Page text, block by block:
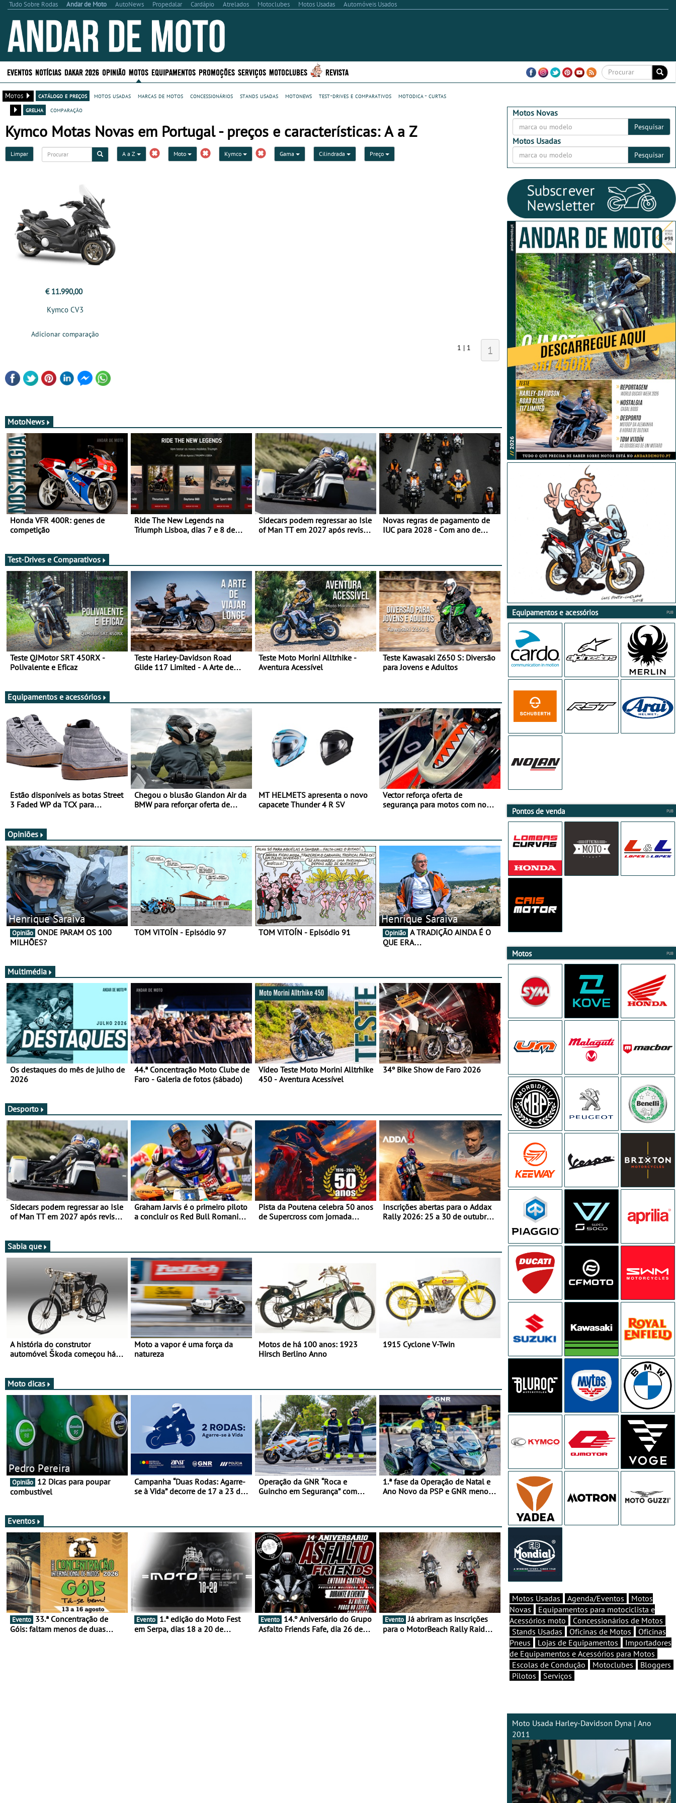
Tudo Sobre Rodas Andar de Moto AutoNews Propedalar Cardápio Atrelados Motoclubes Motos Usadas Automóveis Usados
EVENTOS NOTÍCIAS DAKAR 2026 OPINIÃO MOTOS EQUIPAMENTOS PROMOÇÕES SERVIÇOS MOTOCLUBES REVISTA
Motos catálogo e preços motos usadas marcas de motos concessionários stands usadas motonews test-drives e comparativos
motodica - curtas
grelha
comparação
Kymco Motas Novas em Portugal - preços e características: A a Z
Limpar A a Z Moto Kymco Gama Cilindrada Preço
€ 11.990,00
Kymco CV3
Adicionar comparação
1 | 1
1
MotoNews
Honda VFR 400R: genes de
competição
Ride The New Legends na
Triumph Lisboa, dias 7 e 8 de
Sidecars podem regressar ao Isle
of Man TT em 2027 após revisão
Novas regras de pagamento de
IUC para 2028 - Com ano de
Test-Drives e Comparativos
Teste QJMotor SRT 450RX -
Polivalente e Eficaz
Teste Harley-Davidson Road
Glide 117 Limited - A Arte de
Teste Moto Morini Alltrhike -
Aventura Acessível
Teste Kawasaki Z650 S: Diversão
para Jovens e Adultos
Equipamentos e acessórios
Estão disponíveis as botas Street
3 Faded WP da TCX para
Chegou o blusão Glandon Air da
BMW para reforçar oferta de
MT HELMETS apresenta o novo
capacete Thunder 4 R SV
Vector reforça oferta de
segurança para motos com nova
Opiniões
Henrique Saraiva
Opinião
MILHÕES?
TOM VITOÍN - Episódio 97 TOM VITOÍN - Episódio 91
Henrique Saraiva
Opinião
QUE ERA…
Multimédia
Os destaques do mês de julho de
2026
44.ª Concentração Moto Clube de
Faro - Galeria de fotos (sábado)
Vídeo Teste Moto Morini Alltrhike
450 - Aventura Acessível
34º Bike Show de Faro 2026
Desporto
Sidecars podem regressar ao Isle
of Man TT em 2027 após revisão
Graham Jarvis é o primeiro piloto
a concluir os Red Bull Romaniacs
Pista da Poutena celebra 50 anos
de Supercross com jornada
Inscrições abertas para o Addax
Rally 2026: 25 a 30 de outubro -
Sabia que
A história do construtor
automóvel Škoda começou há
Moto a vapor é uma força da
natureza
Motos de há 100 anos: 1923
Hirsch Berlino Anno
1915 Cyclone V-Twin
Moto dicas
Pedro Pereira
Opinião
combustível
Campanha “Duas Rodas: Agarre-
se à Vida” decorre de 17 a 23 de
Operação da GNR “Roca e
Guincho em Segurança” com
1.ª fase da Operação de Natal e
Ano Novo da PSP e GNR menos
Eventos
Evento
Góis: faltam menos de duas
Evento
em Serpa, dias 18 a 20 de
Evento
Asfalto Friends Fafe, dia 26 de
Evento Já abriram as inscrições
para o MotorBeach Rally Raid
Motos Novas
Pesquisar
Motos Usadas
Pesquisar
Equipamentos e acessórios
Pontos de venda
Motos
Motos Usadas Agenda/Eventos
Motos
Novas
Equipamentos para motociclista e
Acessórios moto
Concessionários de Motos
Stands Usadas
Oficinas de Motos
Oficinas
Pneus
Lojas de Equipamentos
Importadores
de Equipamentos e Acessórios para Motos
Escolas de Condução
Motoclubes
Bloggers
Pilotos
Serviços
Moto Usada Harley-Davidson Dyna | Ano
2011